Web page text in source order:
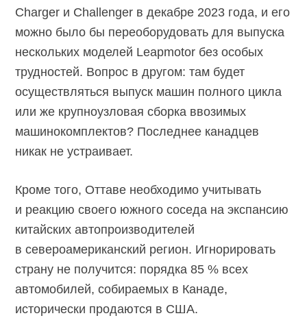
Charger и Challenger в декабре 2023 года, и его
можно было бы переоборудовать для выпуска
нескольких моделей Leapmotor без особых
трудностей. Вопрос в другом: там будет
осуществляться выпуск машин полного цикла
или же крупноузловая сборка ввозимых
машинокомплектов? Последнее канадцев
никак не устраивает.
Кроме того, Оттаве необходимо учитывать
и реакцию своего южного соседа на экспансию
китайских автопроизводителей
в североамериканский регион. Игнорировать
страну не получится: порядка 85 % всех
автомобилей, собираемых в Канаде,
исторически продаются в США.